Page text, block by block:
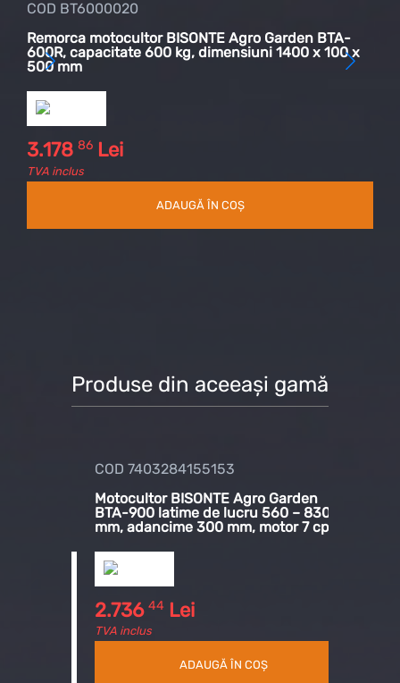
COD BT6000020
Remorca motocultor BISONTE Agro Garden BTA-
600R, capacitate 600 kg, dimensiuni 1400 x 100 x
500 mm
3.178 86 Lei
TVA inclus
ADAUGĂ ÎN COȘ
Produse din aceeași gamă
COD 7403284155153
Motocultor BISONTE Agro Garden
BTA-900 latime de lucru 560 – 830
mm, adancime 300 mm, motor 7 cp
2.736 44Lei
TVA inclus
ADAUGĂ ÎN COȘ